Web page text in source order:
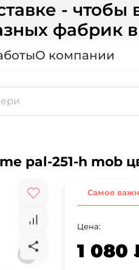
- чтобы
фабрик
О компании
pal-251-h mob
Самое
Цена:
1 080